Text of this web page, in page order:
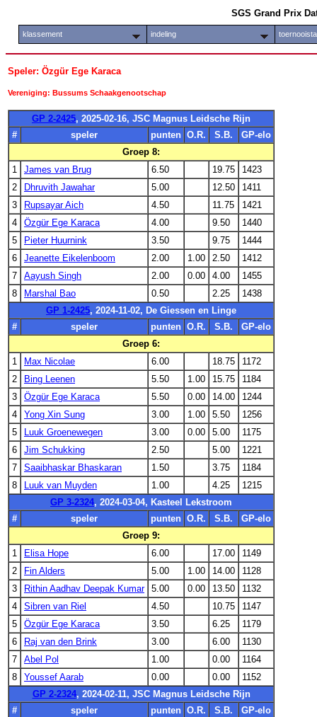
SGS Grand Prix
klassement indeling
Speler: Özgür Ege Karaca
Vereniging: Bussums Schaakgenootschap
GP 2-2425, 2025-02-16, JSC Magnus Leidsche Rijn
#
speler punten O.R. S.B.
GP-elo
Groep 8:
1
James van Brug 6.50 19.75
1423
2
Dhruvith Jawahar 5.00 12.50
1411
3
Rupsayar Aich 4.50 11.75
1421
4
Özgür Ege Karaca 4.00 9.50
1440
5
Pieter Huurnink 3.50 9.75
1444
6
Jeanette Eikelenboom 2.00 1.00 2.50
1412
7
Aayush Singh 2.00 0.00 4.00
1455
8
Marshal Bao 0.50 2.25
1438
GP 1-2425, 2024-11-02, De Giessen en Linge
#
speler punten O.R. S.B.
GP-elo
Groep 6:
1
Max Nicolae 6.00 18.75
1172
2
Bing Leenen 5.50 1.00 15.75
1184
3
Özgür Ege Karaca 5.50 0.00 14.00
1244
4
Yong Xin Sung 3.00 1.00 5.50
1256
5
Luuk Groenewegen 3.00 0.00 5.00
1175
6
Jim Schukking 2.50 5.00
1221
7
Saaibhaskar Bhaskaran 1.50 3.75
1184
8
Luuk van Muyden 1.00 4.25
1215
GP 3-2324, 2024-03-04, Kasteel Lekstroom
#
speler punten O.R. S.B.
GP-elo
Groep 9:
1
Elisa Hope 6.00 17.00
1149
2
Fin Alders 5.00 1.00 14.00
1128
3
Rithin Aadhav Deepak Kumar 5.00 0.00 13.50
1132
4
Sibren van Riel 4.50 10.75
1147
5
Özgür Ege Karaca 3.50 6.25
1179
6
Raj van den Brink 3.00 6.00
1130
7
Abel Pol 1.00 0.00
1164
8
Youssef Aarab 0.00 0.00
1152
GP 2-2324, 2024-02-11, JSC Magnus Leidsche Rijn
#
speler punten O.R. S.B.
GP-elo